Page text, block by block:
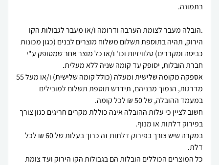
.הובלה מעבר לצומת הערבה ודרומה ו/או מעבר לגבולות הקו
הירוק, תהיה בתוספת תשלום משלוח מוצרים לבנים (כגון מכונות
כביסה ומקררים) טלוויזיות וכו' ו/או כל מוצר אחר שמסופק ע"י
אספקה מקומה שלישית ומעלה (כולל קומה שלישית) ו/או מעל 55
מדרגות, הנמוך מבניהם, תידרש תוספת תשלום למובילים
חשוב לציין כי עלות ההובלה אינה כוללת מקרים חריגים כגון צורך
במקרה שיש צורך בפירוק דלתות זה כרוך בעלות של 60 ₪ לכל
כל המוצרים הכוללים הובלות הם בגבולות הקו הירוק ועד צומת